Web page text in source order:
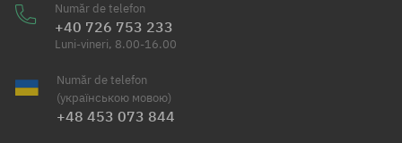
Număr de telefon
+40 726 753 233
Luni-vineri, 8.00-16.00
Număr de telefon
(українською мовою)
+48 453 073 844